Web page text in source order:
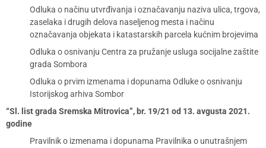
Odluka o načinu utvrđivanja i označavanju naziva ulica, trgova,
zaselaka i drugih delova naseljenog mesta i načinu
označavanja objekata i katastarskih parcela kućnim brojevima
Odluka o osnivanju Centra za pružanje usluga socijalne zaštite
grada Sombora
Odluka o prvim izmenama i dopunama Odluke o osnivanju
Istorijskog arhiva Sombor
“Sl. list grada Sremska Mitrovica”, br. 19/21 od 13. avgusta 2021.
godine
Pravilnik o izmenama i dopunama Pravilnika o unutrašnjem